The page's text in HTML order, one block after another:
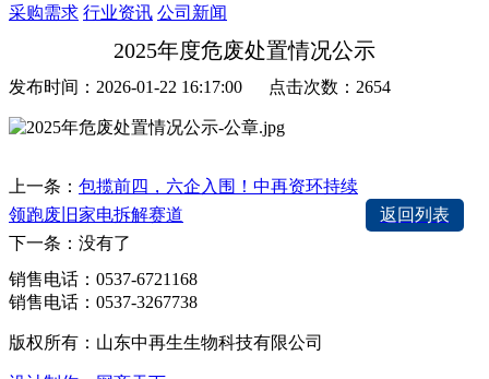
采购需求 行业资讯 公司新闻
2025年度危废处置情况公示
发布时间：2026-01-22 16:17:00 点击次数：2654
上一条： 包揽前四，六企入围！中再资环持续
领跑废旧家电拆解赛道
下一条：没有了
返回列表
销售电话： 0537-6721168
销售电话： 0537-3267738
版权所有：山东中再生生物科技有限公司